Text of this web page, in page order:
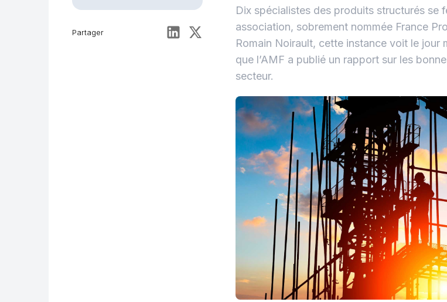
Partager
Dix spécialistes des produits structurés se
association, sobrement nommée France
Romain Noirault, cette instance voit le jour
que l’AMF a publié un rapport sur les
secteur.